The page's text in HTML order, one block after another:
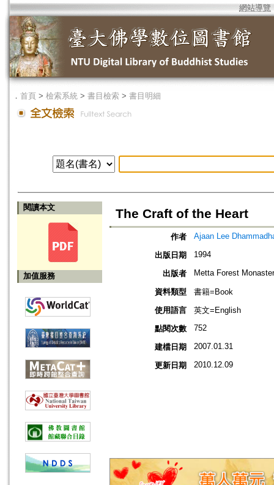
網站導覽
． 首頁 > 檢索系統 > 書目檢索 > 書目明細
閱讀本文
加值服務
The Craft of the Heart
作者 Ajaan Lee
出版日期 1994
出版者 Metta Forest
資料類型
書籍=Book
使用語言
英文=English
點閱次數
752
建檔日期 2007.01.31
更新日期 2010.12.09